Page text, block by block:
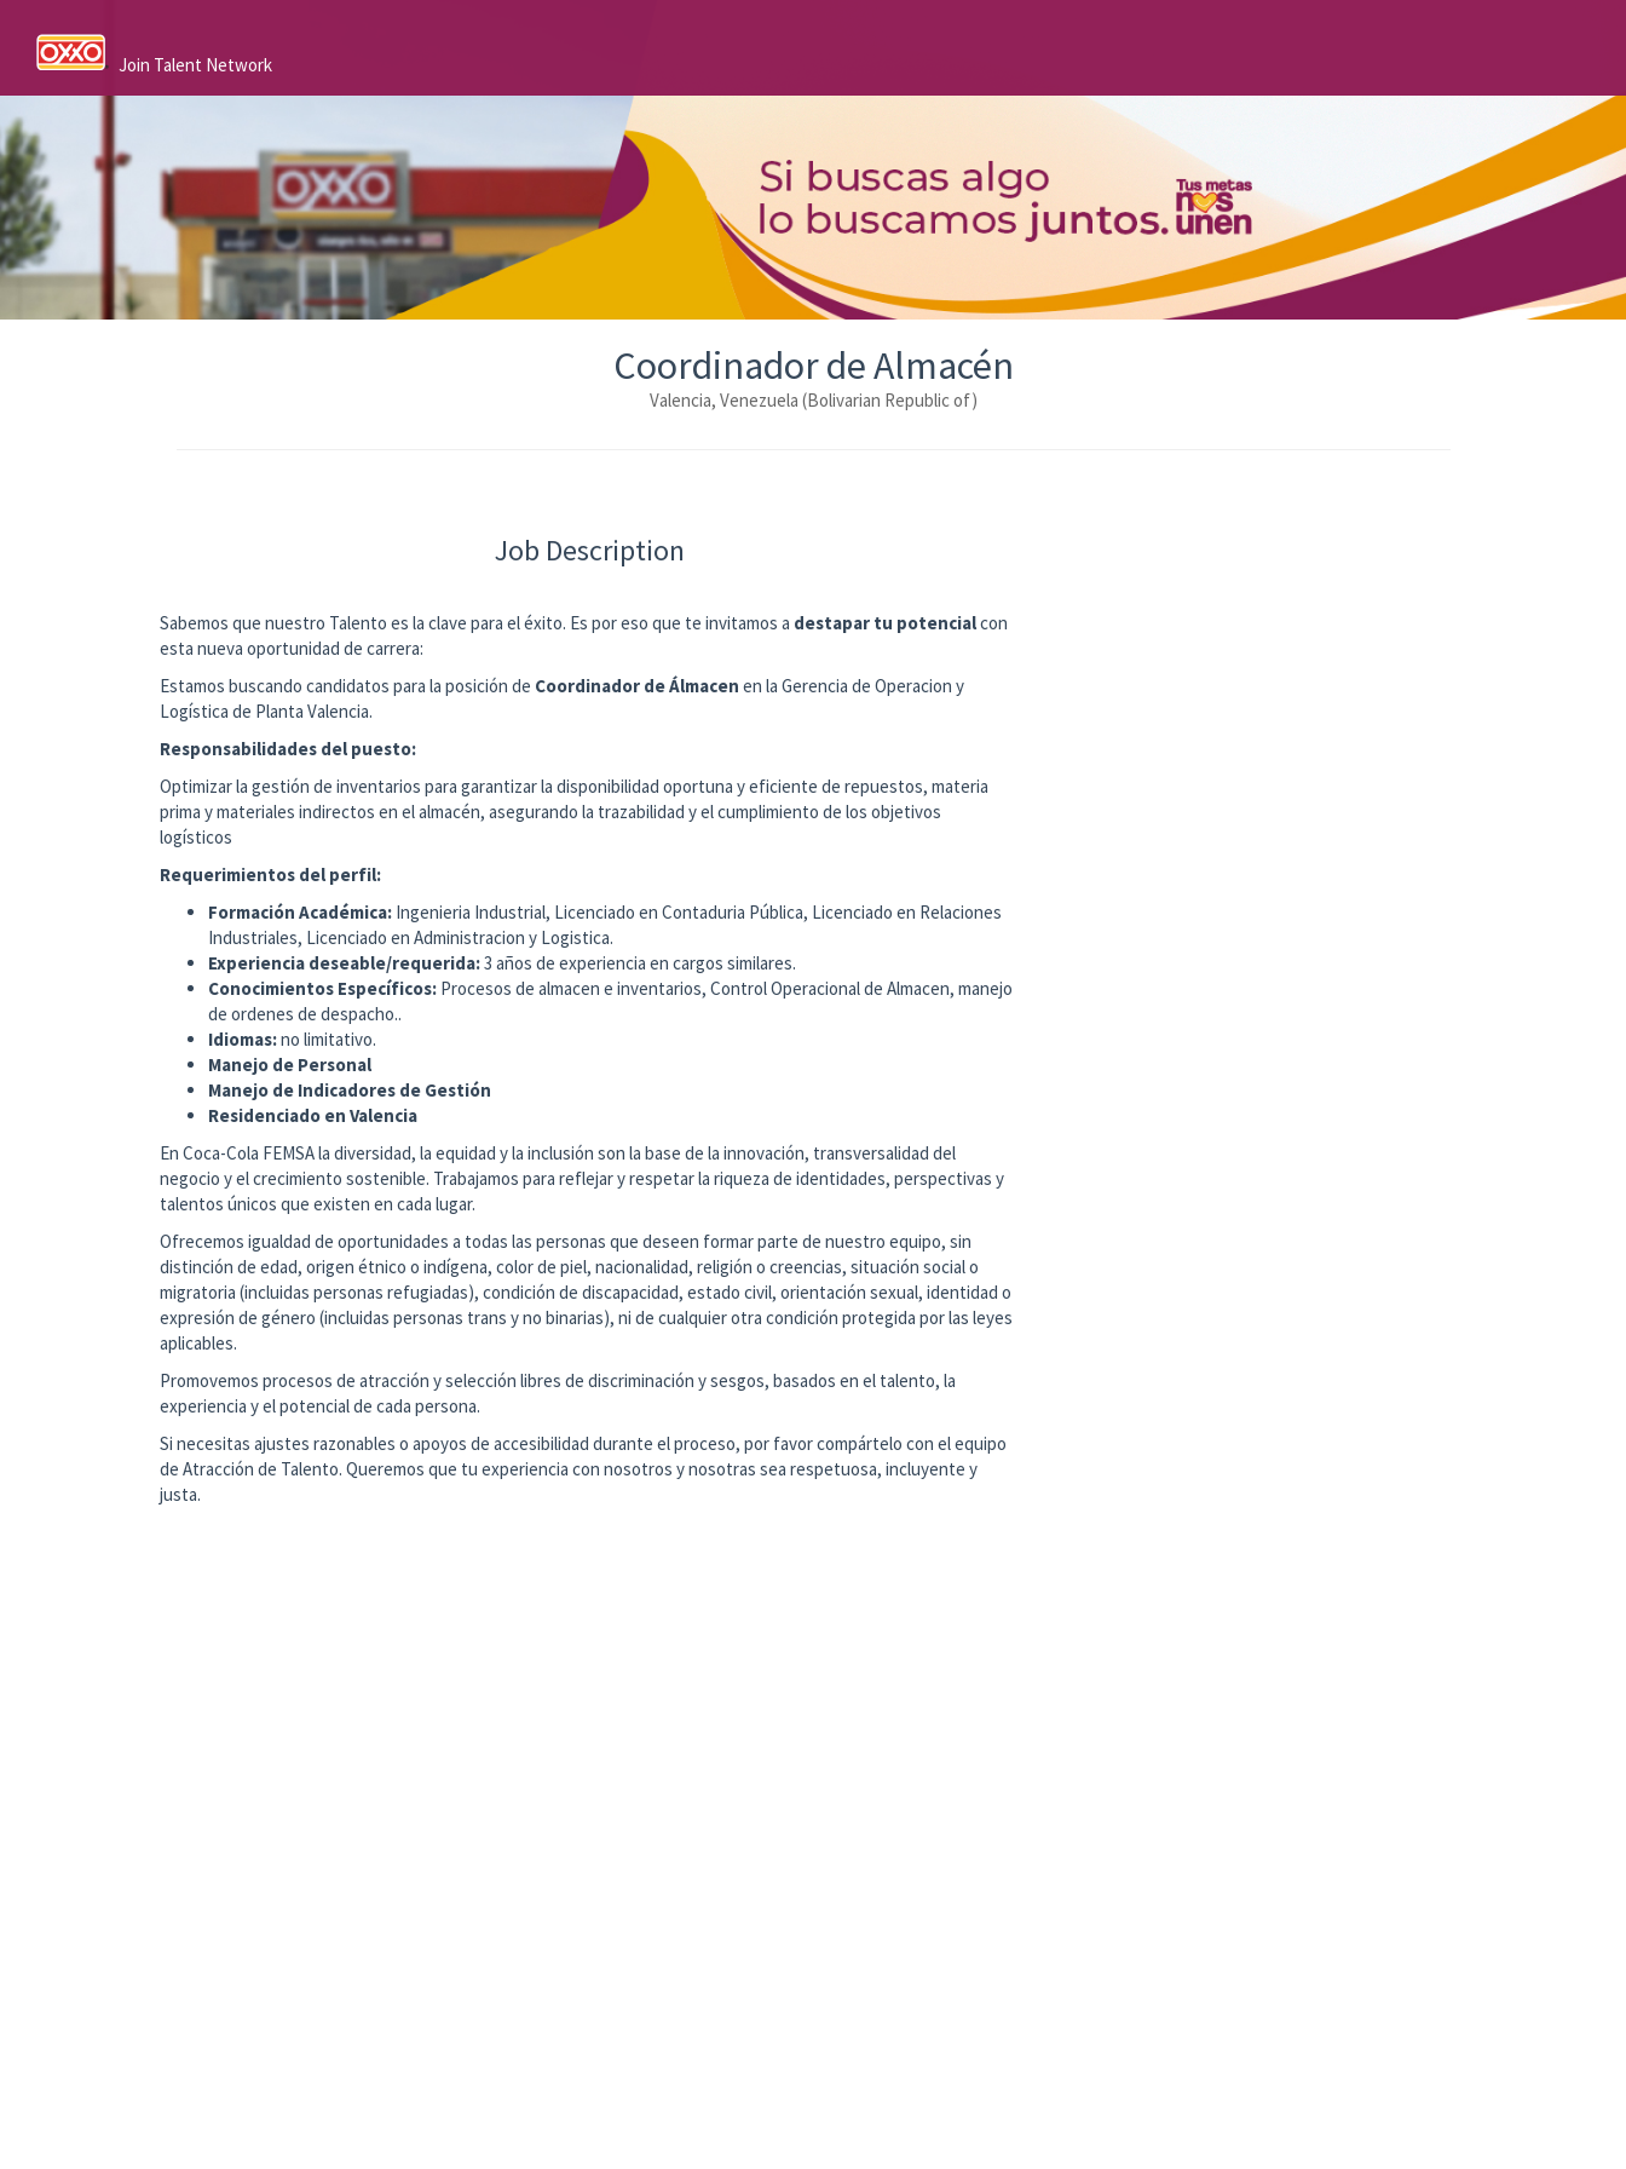
Join Talent Network
Coordinador de Almacén
Valencia, Venezuela (Bolivarian Republic of)
Job Description
Sabemos que nuestro Talento es la clave para el éxito. Es por eso que te invitamos a destapar tu potencialcon
esta nueva oportunidad de carrera:
Estamos buscando candidatos para la posición de Coordinador de Álmacen en la Gerencia de Operacion y
Logística de Planta Valencia.
Responsabilidades del puesto:
Optimizar la gestión de inventarios para garantizar la disponibilidad oportuna y eficiente de repuestos, materia
prima y materiales indirectos en el almacén, asegurando la trazabilidad y el cumplimiento de los objetivos
logísticos
Requerimientos del perfil:
Formación Académica: Ingenieria Industrial, Licenciado en Contaduria Pública, Licenciado en Relaciones
Industriales, Licenciado en Administracion y Logistica.
Experiencia deseable/requerida:3 años de experiencia en cargos similares.
Conocimientos Específicos: Procesos de almacen e inventarios, Control Operacional de Almacen, manejo
de ordenes de despacho..
Idiomas:no limitativo.
Manejo de Personal
Manejo de Indicadores de Gestión
Residenciado en Valencia
En Coca-Cola FEMSA la diversidad, la equidad y la inclusión son la base de la innovación, transversalidad del
negocio y el crecimiento sostenible. Trabajamos para reflejar y respetar la riqueza de identidades, perspectivas y
talentos únicos que existen en cada lugar.
Ofrecemos igualdad de oportunidades a todas las personas que deseen formar parte de nuestro equipo, sin
distinción de edad, origen étnico o indígena, color de piel, nacionalidad, religión o creencias, situación social o
migratoria (incluidas personas refugiadas), condición de discapacidad, estado civil, orientación sexual, identidad o
expresión de género (incluidas personas trans y no binarias), ni de cualquier otra condición protegida por las leyes
aplicables.
Promovemos procesos de atracción y selección libres de discriminación y sesgos, basados en el talento, la
experiencia y el potencial de cada persona.
Si necesitas ajustes razonables o apoyos de accesibilidad durante el proceso, por favor compártelo con el equipo
de Atracción de Talento. Queremos que tu experiencia con nosotros y nosotras sea respetuosa, incluyente y
justa.